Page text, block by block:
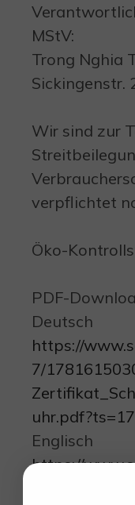
MStV:
Trong Nghia
Sickingenstr.
Wir sind zur
verpflichtet
Öko-
PDF-
Deutsch
https://
7/
Englisch
https://
4/